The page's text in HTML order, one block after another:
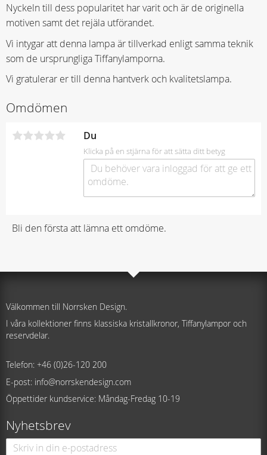
Nyckeln till dess popularitet har varit och är de originella
motiven samt det rejäla utförandet.
Vi intygar att denna lampa är tillverkad enligt samma teknik
som de ursprungliga Tiffanylamporna.
Vi gratulerar er till denna hantverk och kvalitetslampa.
Omdömen
Du
Klicka på en stjärna för att sätta ditt betyg
Bli den första att lämna ett omdöme.
Välkommen till Norrsken Design.
I våra kollektioner finns klassiska kristallkronor, Tiffanylampor och
reservdelar.
Telefon: +46 (0)26-120 200
E-post: info@norrskendesign.com
Öppettider kundservice: Måndag-Fredag 10-19
Nyhetsbrev